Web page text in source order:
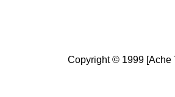
Copyright © 1999 [Ache